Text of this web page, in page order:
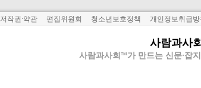
저작권·약관 편집위원회 청소년보호정책 개인정보취급방
사람과사
사람과사회™가 만드는 신문·잡지